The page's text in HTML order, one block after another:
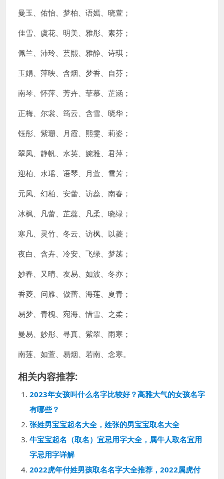
曼玉、佑怡、梦柏、语嫣、晓萱；
佳雪、虞花、明美、雅彤、素芬；
佩兰、沛玲、芸熙、雅静、诗琪；
玉娟、萍映、含烟、梦香、自芬；
南琴、怀萍、芳卉、菲慕、芷涵；
正梅、尔裳、筠云、含雪、晓华；
钰彤、紫珊、月霞、熙雯、莉姿；
翠凤、静帆、水英、婉雅、君萍；
迎柏、水瑶、语琴、月萱、雪芳；
元凤、幻柏、安蕾、访蕊、南春；
冰枫、凡蕾、芷蕊、凡柔、晓绿；
寒凡、灵竹、冬云、访枫、以菱；
夜白、含卉、冷安、飞绿、梦菡；
妙春、又晴、友易、如波、冬亦；
香菱、问雁、傲蕾、海莲、夏青；
易梦、青槐、宛海、惜雪、之柔；
曼易、妙彤、寻真、紫翠、雨寒；
南莲、如萱、易烟、若南、念寒。
相关内容推荐:
2023年女孩叫什么名字比较好？高雅大气的女孩名字
有哪些？
张姓男宝宝起名大全，姓张的男宝宝取名大全
牛宝宝起名（取名）宜忌用字大全，属牛人取名宜用
字忌用字详解
2022虎年付姓男孩取名名字大全推荐，2022属虎付